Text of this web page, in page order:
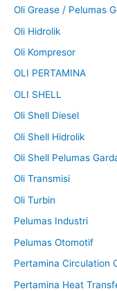
Oli Grease / Pelumas
Oli Hidrolik
Oli Kompresor
OLI PERTAMINA
OLI SHELL
Oli Shell Diesel
Oli Shell Hidrolik
Oli Shell Pelumas
Oli Transmisi
Oli Turbin
Pelumas Industri
Pelumas Otomotif
Pertamina Circulation
Pertamina Heat